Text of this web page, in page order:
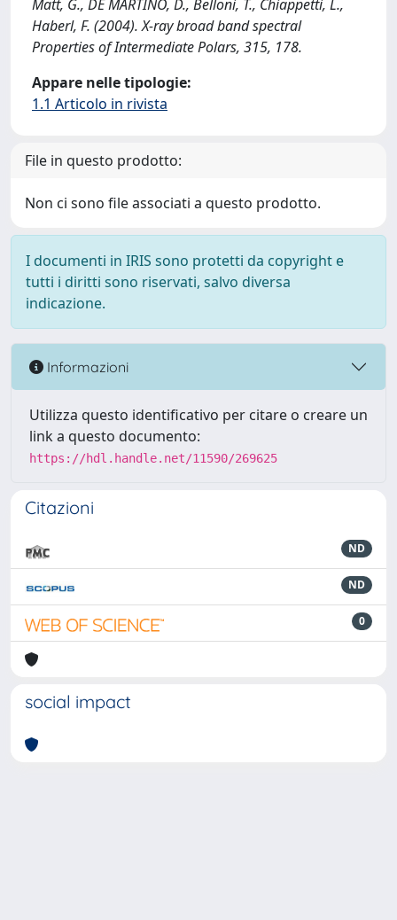
Matt, G., DE MARTINO, D., Belloni, T., Chiappetti, L.,
Haberl, F. (2004). X-ray broad band spectral
Properties of Intermediate Polars, 315, 178.
Appare nelle tipologie:
1.1 Articolo in rivista
File in questo prodotto:
Non ci sono file associati a questo prodotto.
I documenti in IRIS sono protetti da copyright e
tutti i diritti sono riservati, salvo diversa
indicazione.
Informazioni
Utilizza questo identificativo per citare o creare un
link a questo documento:
https://hdl.handle.net/11590/269625
Citazioni
ND
ND
0
social impact